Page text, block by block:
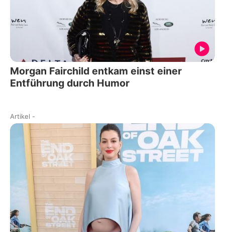
Morgan Fairchild entkam einst einer
Entführung durch Humor
Artikel -